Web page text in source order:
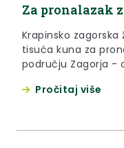
Za pronalazak
Krapinsko
tisuća kuna za
području Zagorja -
„Uspostava
Pročitaj više